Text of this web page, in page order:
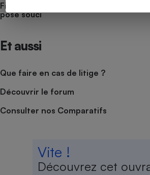
Fiabilité appareil photo numérique -
pose souci
Et aussi
Que faire en cas de litige ?
Découvrir le forum
Consulter nos Comparatifs
Vite !
Découvrez cet